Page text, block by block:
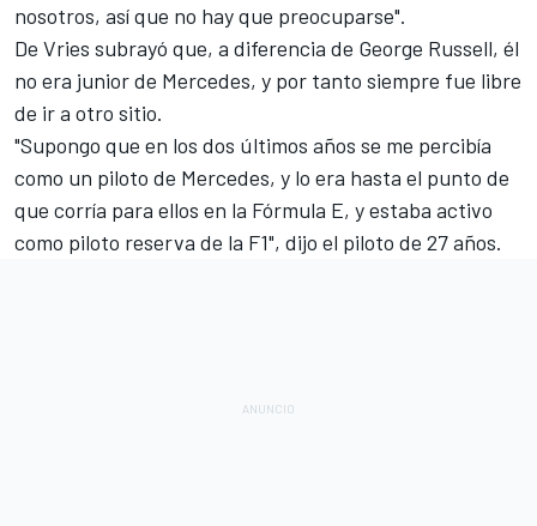
nosotros, así que no hay que preocuparse".
De Vries subrayó que, a diferencia de George Russell, él
no era junior de Mercedes, y por tanto siempre fue libre
de ir a otro sitio.
"Supongo que en los dos últimos años se me percibía
como un piloto de Mercedes, y lo era hasta el punto de
que corría para ellos en la Fórmula E, y estaba activo
como piloto reserva de la F1", dijo el piloto de 27 años.